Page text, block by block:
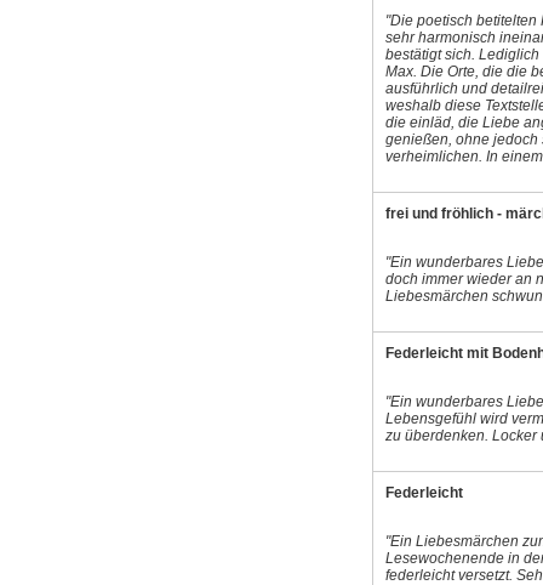
"Die poetisch
sehr harmonisch
bestätigt sich.
Max. Die Orte, die die
ausführlich und
weshalb diese
die einläd, die Liebe
genießen, ohne jedoch
verheimlichen. In
frei und fröhlich -
"Ein wunderbares
doch immer wieder an
Liebesmärchen
Federleicht mit
"Ein wunderbares
Lebensgefühl wird
zu überdenken.
Federleicht
"Ein Liebesmärchen
Lesewochenende in
federleicht versetzt.